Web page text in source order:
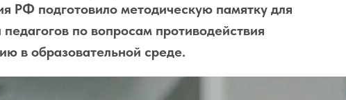
РФ подготовило методическую памятку для
по вопросам противодействия
в образовательной среде.